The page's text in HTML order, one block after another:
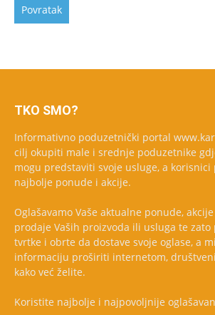
TKO SMO?
Informativno poduzetnički portal
cilj okupiti male i srednje poduzetnike
mogu predstaviti svoje usluge, a
najbolje ponude i akcije.
Oglašavamo Vaše aktualne ponude,
prodaje Vaših proizvoda ili usluga te zato
tvrtke i obrte da dostave svoje oglase, a
informaciju proširiti internetom,
kako već želite.
Koristite najbolje i najpovoljnije